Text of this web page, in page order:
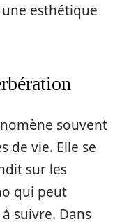
esthétique
souvent
de vie. Elle se
sur les
qui peut
suivre. Dans